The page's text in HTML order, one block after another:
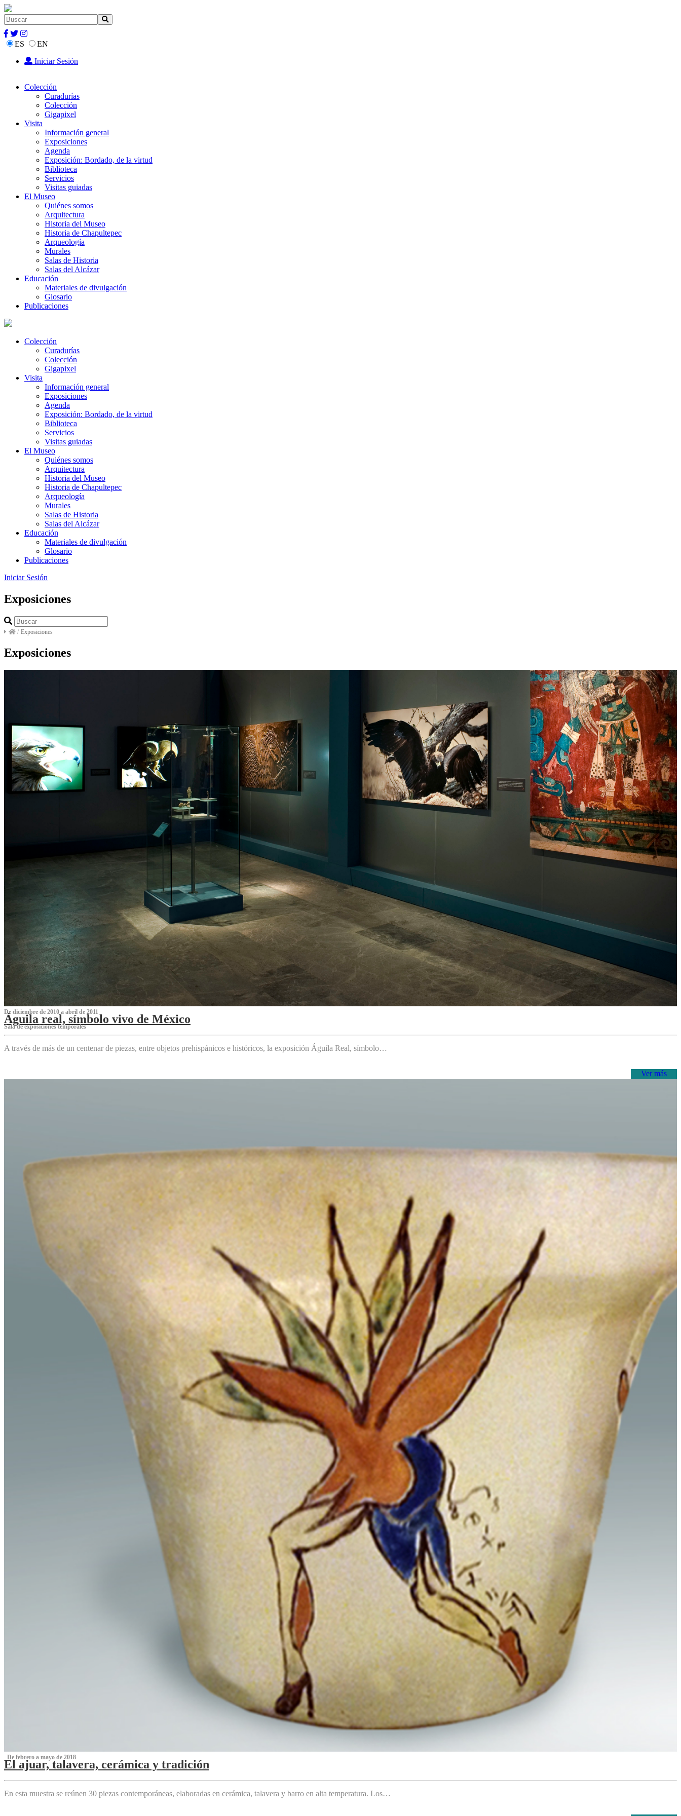
ES
EN
Iniciar Sesión
Colección
Curadurías
Colección
Gigapixel
Visita
Información general
Exposiciones
Agenda
Exposición: Bordado, de la virtud
Biblioteca
Servicios
Visitas guiadas
El Museo
Quiénes somos
Arquitectura
Historia del Museo
Historia de Chapultepec
Arqueología
Murales
Salas de Historia
Salas del Alcázar
Educación
Materiales de divulgación
Glosario
Publicaciones
Colección
Curadurías
Colección
Gigapixel
Visita
Información general
Exposiciones
Agenda
Exposición: Bordado, de la virtud
Biblioteca
Servicios
Visitas guiadas
El Museo
Quiénes somos
Arquitectura
Historia del Museo
Historia de Chapultepec
Arqueología
Murales
Salas de Historia
Salas del Alcázar
Educación
Materiales de divulgación
Glosario
Publicaciones
Iniciar Sesión
Exposiciones
/ Exposiciones
Exposiciones
De diciembre de 2010 a abril de 2011
Águila real, símbolo vivo de México
Sala de exposiciones temporales
A través de más de un centenar de piezas, entre objetos prehispánicos e históricos, la exposición Águila Real, símbolo…
Ver más
‌ De febrero a mayo de 2018
El ajuar, talavera, cerámica y tradición
‌
En esta muestra se reúnen 30 piezas contemporáneas, elaboradas en cerámica, talavera y barro en alta temperatura. Los…